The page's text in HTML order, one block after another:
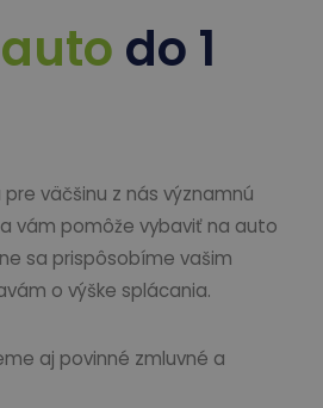
do 1
väčšinu z nás významnú
vám pomôže vybaviť na auto
sa prispôsobíme vašim
o výške splácania.
aj povinné zmluvné a